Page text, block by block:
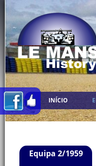
INÍCIO
Equipa 2/1959